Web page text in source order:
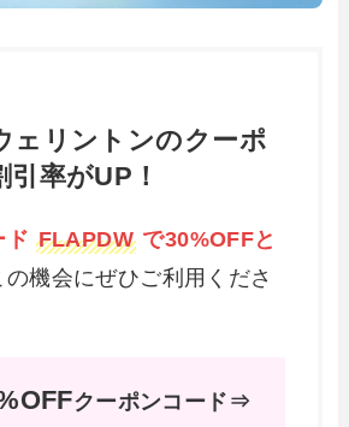
ェリントンのクーポ
率がUP！
ド FLAPDWで30%OFFと
の機会にぜひご利用くださ
クーポンコード⇒